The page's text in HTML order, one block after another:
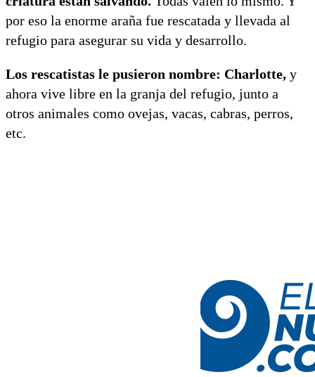
por eso la enorme araña fue rescatada y llevada al
refugio para asegurar su vida y desarrollo.
Los rescatistas le pusieron nombre: Charlotte, y
ahora vive libre en la granja del refugio, junto a
otros animales como ovejas, vacas, cabras, perros,
etc.